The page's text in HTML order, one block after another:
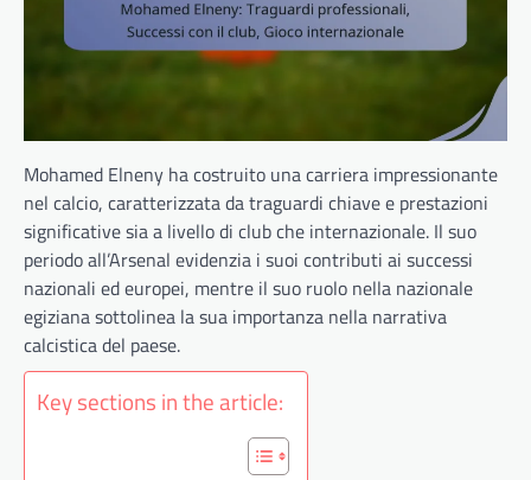
Mohamed Elneny ha costruito una carriera impressionante
nel calcio, caratterizzata da traguardi chiave e prestazioni
significative sia a livello di club che internazionale. Il suo
periodo all’Arsenal evidenzia i suoi contributi ai successi
nazionali ed europei, mentre il suo ruolo nella nazionale
egiziana sottolinea la sua importanza nella narrativa
calcistica del paese.
Key sections in the article: